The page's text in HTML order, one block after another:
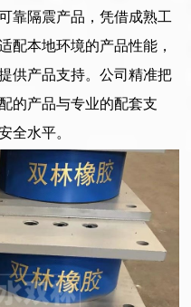
靠隔震产品，凭借成熟工
配本地环境的产品性能，
供产品支持。公司精准把
的产品与专业的配套支
全水平。